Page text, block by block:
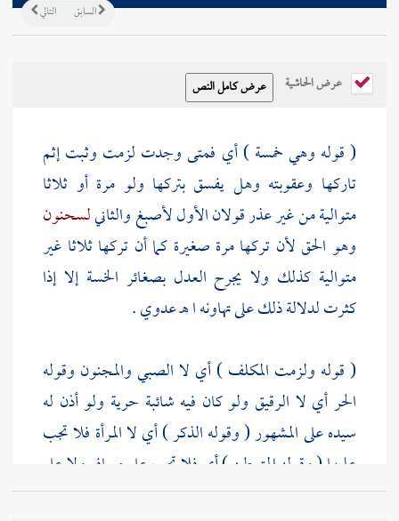
التالي السابق
عرض الحاشية
( قوله وهي خمسة ) أي فمتى وجدت لزمت وثبت إثم
تاركها وعقوبته وهل يفسق بتركها ولو مرة أو ثلاثا
متوالية من غير عذر قولان الأوللأصبغوالثانيلسحنون
وهو الحق لأن تركها مرة صغيرة كما أن تركها ثلاثا غير
متوالية كذلك ولا يجرح العدل بصغائر الخسة إلا إذا
كثرت لدلالة ذلك على تهاونه ا هـعدوي.
( قوله ولزمت المكلف ) أي لا الصبي والمجنون وقوله
الحر أي لا الرقيق ولو كان فيه شائبة حرية ولو أذن له
سيده على المشهور ( وقوله الذكر ) أي لا المرأة فلا تجب
عليها ( وقوله المتوطن ) أي فلا تجب على مسافر ولا على
مقيم ولو نوى الإقامة زمنا طويلا إلا تبعا ، والحاصل أن